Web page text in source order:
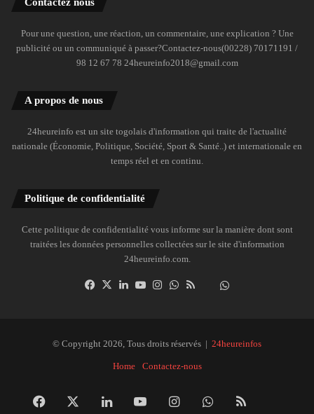
Pour une question, une réaction, un commentaire, une explication ? Une
publicité ou un communiqué à passer?Contactez-nous(00228) 70171191 /
98 12 67 78 24heureinfo2018@gmail.com
A propos de nous
24heureinfo est un site togolais d'information qui traite de l'actualité
nationale (Économie, Politique, Société, Sport & Santé..) et internationale en
temps réel et en continu.
Politique de confidentialité
Cette politique de confidentialité vous informe sur la manière dont sont
traitées les données personnelles collectées sur le site d'information
24heureinfo.com.
Facebook
X LinkedinYouTubeInstagramWhatsAppDailymotion
© Copyright 2026, Tous droits réservés | 24heureinfos
Home Contactez-nous
Facebook LinkedinYouTubeInstagramWhatsApp
RSS